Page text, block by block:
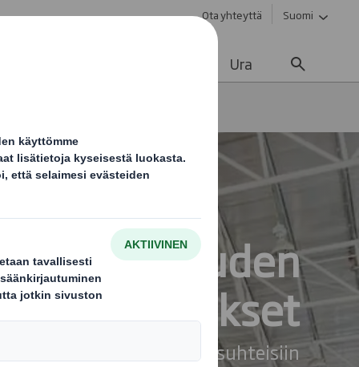
Ota yhteyttä Suomi
Ura
Teollisuuden
suojausta vaativiin olosuhteisiin